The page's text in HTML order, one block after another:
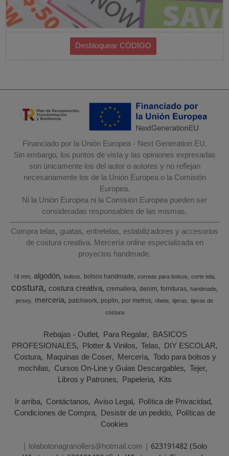
Financiado por la Unión Europea - Next Generation EU.
Sin embargo, los puntos de vista y las opiniones expresadas
son únicamente los del autor o autores y no reflejan
necesariamente los de la Unión Europea o la Comisión
Europea.
Ni la Unión Europea ni la Comisión Europea pueden ser
consideradas responsables de las mismas.
Compra telas, guatas, entretelas, estabilizadores y accesorios
de costura creativa. Mercería online especializada en
proyectos handmade.
18 mm algodón bolsos bolsos handmade correas para bolsos corte tela
costura costura creativa cremallera denim fornituras handmade
jersey merceria patchwork poplin por metros ribete tijeras tijeras de
costura
Rebajas - Outlet Para Regalar BASICOS
PROFESIONALES Plotter & Vinilos Telas DIY ESCOLAR
Costura Maquinas de Coser Mercería Todo para bolsos y
mochilas Cursos On-Line y Guias Descargables Tejer
Libros y Patrones Papeleria Kits
Ir arriba Contáctanos Aviso Legal Política de Privacidad
Condiciones de Compra Desistir de un pedido Políticas de
Cookies
| lolabotonagranollers@hotmail.com | 623191482 (Solo